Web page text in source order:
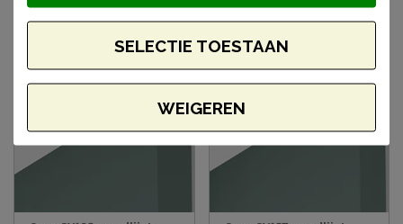
WEIGEREN
SELECTIE TOESTAAN